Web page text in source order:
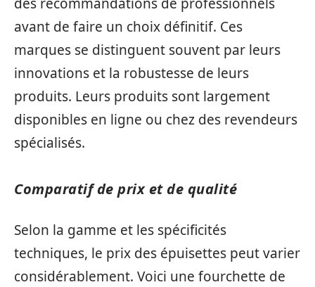
avant de faire un choix définitif. Ces
marques se distinguent souvent par leurs
innovations et la robustesse de leurs
produits. Leurs produits sont largement
disponibles en ligne ou chez des revendeurs
spécialisés.
Comparatif de prix et de qualité
Selon la gamme et les spécificités
techniques, le prix des épuisettes peut varier
considérablement. Voici une fourchette de